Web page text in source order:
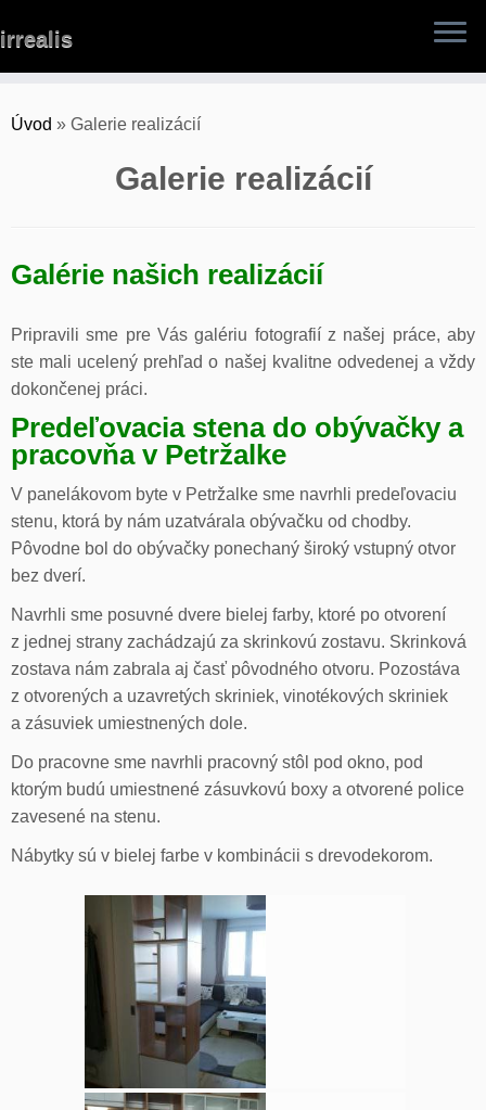
to
irrealis
Úvod » Galerie realizácií
Galerie realizácií
Galérie našich realizácií
Pripravili sme pre Vás galériu fotografií z našej práce, aby
ste mali ucelený prehľad o našej kvalitne odvedenej a vždy
dokončenej práci.
Predeľovacia stena do obývačky a
pracovňa v Petržalke
V panelákovom byte v Petržalke sme navrhli predeľovaciu
stenu, ktorá by nám uzatvárala obývačku od chodby.
Pôvodne bol do obývačky ponechaný široký vstupný otvor
bez dverí.
Navrhli sme posuvné dvere bielej farby, ktoré po otvorení
z jednej strany zachádzajú za skrinkovú zostavu. Skrinková
zostava nám zabrala aj časť pôvodného otvoru. Pozostáva
z otvorených a uzavretých skriniek, vinotékových skriniek
a zásuviek umiestnených dole.
Do pracovne sme navrhli pracovný stôl pod okno, pod
ktorým budú umiestnené zásuvkovú boxy a otvorené police
zavesené na stenu.
Nábytky sú v bielej farbe v kombinácii s drevodekorom.